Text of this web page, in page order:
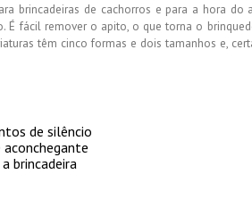
brincadeiras de cachorros e para a hora
É fácil remover o apito, o que torna o
têm cinco formas e dois tamanhos e,
de silêncio
brincadeira